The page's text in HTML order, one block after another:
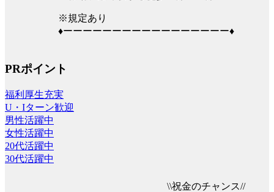
※規定あり
♦ーーーーーーーーーーーーーーーーー♦
PRポイント
福利厚生充実
U・Iターン歓迎
男性活躍中
女性活躍中
20代活躍中
30代活躍中
\\祝金のチャンス//